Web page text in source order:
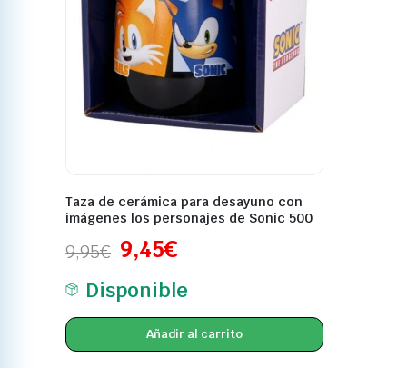
Taza de cerámica para desayuno con
imágenes los personajes de Sonic 500
9,95€ 9,45€
Disponible
Añadir al carrito